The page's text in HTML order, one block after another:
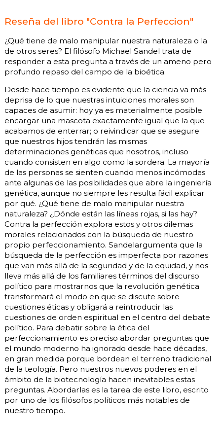
Reseña del libro "Contra la Perfeccion"
¿Qué tiene de malo manipular nuestra naturaleza o la
de otros seres? El filósofo Michael Sandel trata de
responder a esta pregunta a través de un ameno pero
profundo repaso del campo de la bioética.
Desde hace tiempo es evidente que la ciencia va más
deprisa de lo que nuestras intuiciones morales son
capaces de asumir: hoy ya es materialmente posible
encargar una mascota exactamente igual que la que
acabamos de enterrar; o reivindicar que se asegure
que nuestros hijos tendrán las mismas
determinaciones genéticas que nosotros, incluso
cuando consisten en algo como la sordera. La mayoría
de las personas se sienten cuando menos incómodas
ante algunas de las posibilidades que abre la ingeniería
genética, aunque no siempre les resulta fácil explicar
por qué. ¿Qué tiene de malo manipular nuestra
naturaleza? ¿Dónde están las líneas rojas, si las hay?
Contra la perfección explora estos y otros dilemas
morales relacionados con la búsqueda de nuestro
propio perfeccionamiento. Sandelargumenta que la
búsqueda de la perfección es imperfecta por razones
que van más allá de la seguridad y de la equidad, y nos
lleva más allá de los familiares términos del discurso
político para mostrarnos que la revolución genética
transformará el modo en que se discute sobre
cuestiones éticas y obligará a reintroducir las
cuestiones de orden espiritual en el centro del debate
político. Para debatir sobre la ética del
perfeccionamiento es preciso abordar preguntas que
el mundo moderno ha ignorado desde hace décadas,
en gran medida porque bordean el terreno tradicional
de la teología. Pero nuestros nuevos poderes en el
ámbito de la biotecnología hacen inevitables estas
preguntas. Abordarlas es la tarea de este libro, escrito
por uno de los filósofos políticos más notables de
nuestro tiempo.